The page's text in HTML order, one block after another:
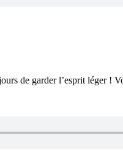
de garder l’esprit léger !